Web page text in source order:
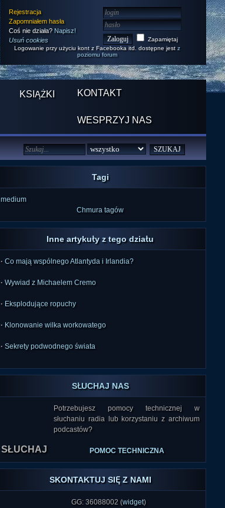
Rejestracja
Zapomniałem hasła
Coś nie działa? Napisz!
Usuń cookies
Zapamiętaj
Logowanie przy użyciu kont z Facebooka itd. dostępne jest z
poziomu forum
KSIĄŻKI KONTAKT
WESPRZYJ NAS
Tagi
medium
Chmura tagów
Inne artykuły z tego działu
· Co mają wspólnego Atlantyda i Irlandia?
· Wywiad z Michaelem Cremo
· Eksplodujące ropuchy
· Klonowanie wilka workowatego
· Sekrety podwodnego świata
SŁUCHAJ NAS
SŁUCHAJ
Potrzebujesz pomocy technicznej w
słuchaniu radia lub korzystaniu z archiwum
podcastów?
POMOC TECHNICZNA
SKONTAKTUJ SIĘ Z NAMI
GG: 36088002 (widget)